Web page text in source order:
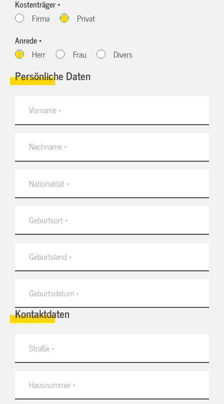
Kostenträger *
Firma
Privat
Anrede *
Herr
Frau Divers
Persönliche Daten
Kontaktdaten